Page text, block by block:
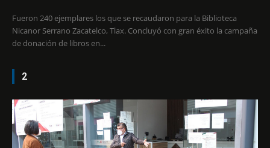
Fueron 240 ejemplares los que se recaudaron para la Biblioteca
Nicanor Serrano Zacatelco, Tlax. Concluyó con gran éxito la campaña
de donación de libros en...
2